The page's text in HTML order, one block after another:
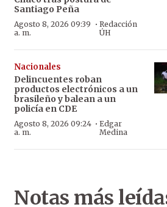
Santiago Peña
Agosto 8, 2026 09:39
a. m.
·Redacción
ÚH
Nacionales
Delincuentes roban
productos electrónicos a un
brasileño y balean a un
policía en CDE
Agosto 8, 2026 09:24
a. m.
· Edgar
Medina
Notas más